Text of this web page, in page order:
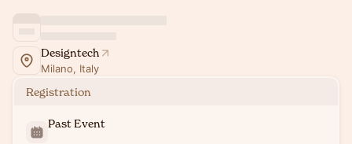
Designtech
Milano, Italy
Registration
Past Event